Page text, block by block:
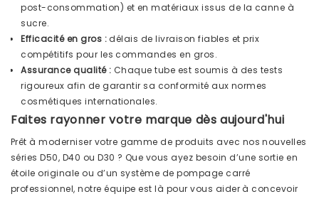
post-consommation) et en matériaux issus de la canne à
sucre.
Efficacité en gros :délais de livraison fiables et prix
compétitifs pour les commandes en gros.
Assurance qualité : Chaque tube est soumis à des tests
rigoureux afin de garantir sa conformité aux normes
cosmétiques internationales.
Faites rayonner votre marque dès aujourd'hui
Prêt à moderniser votre gamme de produits avec nos nouvelles
séries D50, D40 ou D30 ? Que vous ayez besoin d’une sortie en
étoile originale ou d’un système de pompage carré
professionnel, notre équipe est là pour vous aider à concevoir